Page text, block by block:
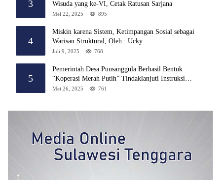
3 Wisuda yang ke-VI, Cetak Ratusan Sarjana
Mei 22, 2025 895
4
Miskin karena Sistem, Ketimpangan Sosial sebagai
Warisan Struktural, Oleh : Ucky
Ackrillah,S.Sos.,M.A.P
Juli 9, 2025 768
5
Pemerintah Desa Puusanggula Berhasil Bentuk
“Koperasi Merah Putih” Tindaklanjuti Instruksi
Presiden Prabowo
Mei 26, 2025 761